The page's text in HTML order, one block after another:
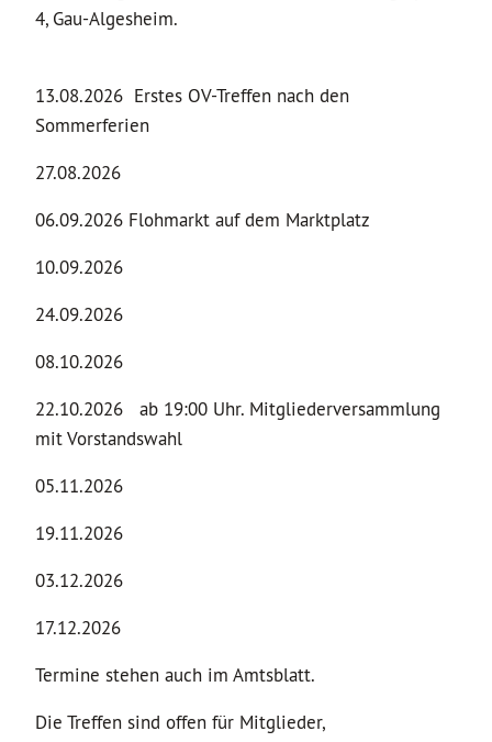
4, Gau-Algesheim.
13.08.2026 Erstes OV-Treffen nach den
Sommerferien
27.08.2026
06.09.2026 Flohmarkt auf dem Marktplatz
10.09.2026
24.09.2026
08.10.2026
22.10.2026 ab 19:00 Uhr. Mitgliederversammlung
mit Vorstandswahl
05.11.2026
19.11.2026
03.12.2026
17.12.2026
Termine stehen auch im Amtsblatt.
Die Treffen sind offen für Mitglieder,